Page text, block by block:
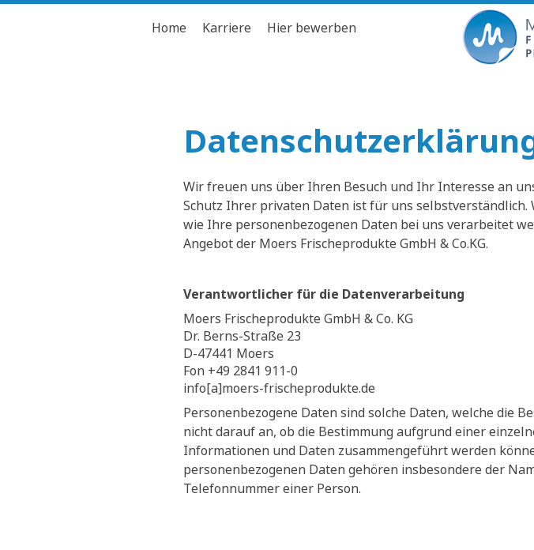
Home Karriere Hier bewerben
Wir freuen uns über Ihren Besuch und Ihr Interesse an
Schutz Ihrer privaten Daten ist für uns
wie Ihre personenbezogenen Daten bei uns verarbeitet
Angebot der Moers Frischeprodukte GmbH & Co.KG.
Verantwortlicher für die Datenverarbeitung
Moers Frischeprodukte GmbH & Co. KG
Dr. Berns-Straße 23
D-47441 Moers
Fon +49 2841 911-0
info[a]moers-frischeprodukte.de
Personenbezogene Daten sind solche Daten, welche die
nicht darauf an, ob die Bestimmung aufgrund einer
Informationen und Daten zusammengeführt werden
personenbezogenen Daten gehören insbesondere der
Telefonnummer einer Person.